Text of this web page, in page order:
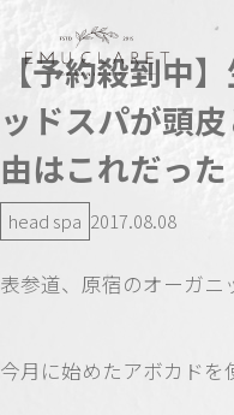
【予約殺到中
ッドスパが頭
由はこれだった
head spa 2017.08.08
表参道、原宿のオーガニ
今月に始めたアボカドを